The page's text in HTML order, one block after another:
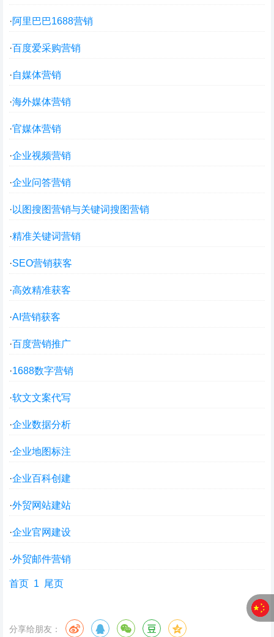
·阿里巴巴1688营销
·百度爱采购营销
·自媒体营销
·海外媒体营销
·官媒体营销
·企业视频营销
·企业问答营销
· 以图搜图营销与关键词搜图营销
·精准关键词营销
·SEO营销获客
·高效精准获客
·AI营销获客
·百度营销推广
·1688数字营销
·软文文案代写
·企业数据分析
·企业地图标注
·企业百科创建
·外贸网站建站
·企业官网建设
·外贸邮件营销
首页 1 尾页
分享给朋友：